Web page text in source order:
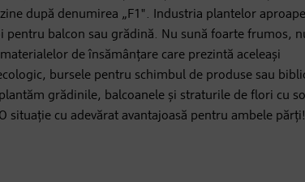
după denumirea „F1". Industria plantelor
balcon sau grădină. Nu sună foarte frumos,
de însămânțare care prezintă aceleași
bursele pentru schimbul de produse sau
grădinile, balcoanele și straturile de flori cu
situație cu adevărat avantajoasă pentru ambele părți!